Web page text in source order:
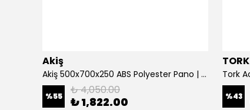
Akiş
Akiş 500x700x250 ABS Polyester Pano | Duvar Pano | Plastik Elektrik Panosu
%55 ₺ 4,050.00
₺ 1,822.00
TORK
%43